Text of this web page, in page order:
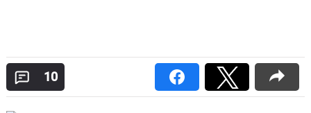
10